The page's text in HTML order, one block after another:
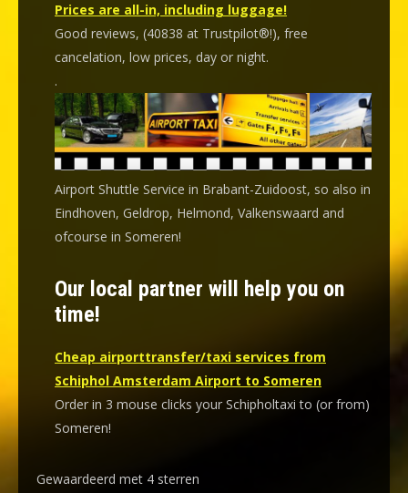
Prices are all-in, including luggage!
Good reviews, (40838 at Trustpilot®!), free
cancelation, low prices, day or night.
.
Airport Shuttle Service in Brabant-Zuidoost, so also in
Eindhoven, Geldrop, Helmond, Valkenswaard and
ofcourse in Someren!
Our local partner will help you on
time!
Cheap airporttransfer/taxi services from
Schiphol Amsterdam Airport to Someren
Order in 3 mouse clicks your Schipholtaxi to (or from)
Someren!
Gewaardeerd met 4 sterren